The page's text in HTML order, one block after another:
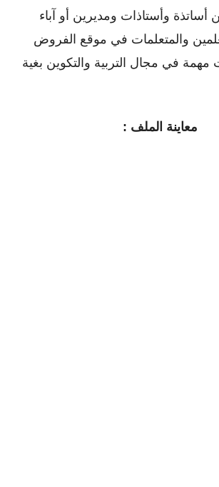
أساتذة وأستاذات ومديرين أو ﺁباء
والمتعلمات في موقع الفروض
مهمة في مجال التربية والتكوين بغية
معاينة الملف :